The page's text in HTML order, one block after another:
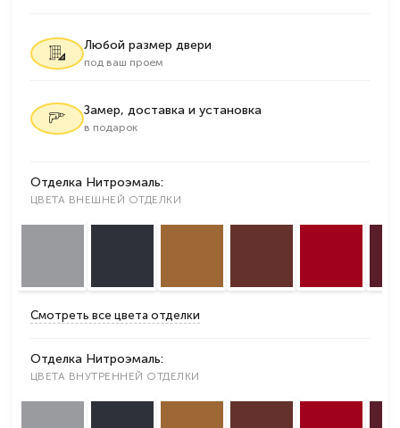
Любой размер двери
под ваш проем
Замер, доставка и установка
в подарок
Отделка Нитроэмаль:
ЦВЕТА ВНЕШНЕЙ ОТДЕЛКИ
Смотреть все цвета отделки
Отделка Нитроэмаль:
ЦВЕТА ВНУТРЕННЕЙ ОТДЕЛКИ